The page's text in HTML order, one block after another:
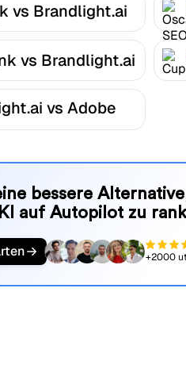
vs Brandlight.ai
vs Brandlight.ai
vs Adobe
bessere
auf Autopilot zu
+2000